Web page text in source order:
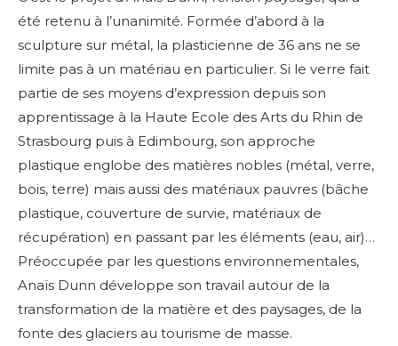
été retenu à l’unanimité. Formée d’abord à la
sculpture sur métal, la plasticienne de 36 ans ne se
limite pas à un matériau en particulier. Si le verre fait
partie de ses moyens d’expression depuis son
apprentissage à la Haute Ecole des Arts du Rhin de
Strasbourg puis à Edimbourg, son approche
plastique englobe des matières nobles (métal, verre,
bois, terre) mais aussi des matériaux pauvres (bâche
plastique, couverture de survie, matériaux de
récupération) en passant par les éléments (eau, air)…
Préoccupée par les questions environnementales,
Anaïs Dunn développe son travail autour de la
transformation de la matière et des paysages, de la
fonte des glaciers au tourisme de masse.